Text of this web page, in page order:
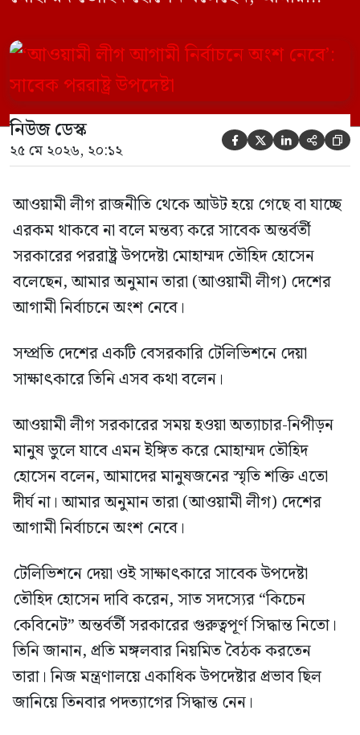
নির্বাচনে অংশ নেবে। সম্প্রতি দেশের একটি
বেসরকারি টেলিভিশনে দেয়া সাক্ষাৎকারে তিনি
এসব কথা বলেন। আওয়ামী লীগ সরকারের সময়
হওয়া অত্যাচার-নিপীড়ন মানুষ ভুলে যাবে এমন
[…]
নিউজ ডেস্ক
২৫ মে ২০২৬, ২০:১২     
আওয়ামী লীগ রাজনীতি থেকে আউট হয়ে গেছে বা যাচ্ছে
এরকম থাকবে না বলে মন্তব্য করে সাবেক অন্তর্বর্তী
সরকারের পররাষ্ট্র উপদেষ্টা মোহাম্মদ তৌহিদ হোসেন
বলেছেন, আমার অনুমান তারা (আওয়ামী লীগ) দেশের
আগামী নির্বাচনে অংশ নেবে।
সম্প্রতি দেশের একটি বেসরকারি টেলিভিশনে দেয়া
সাক্ষাৎকারে তিনি এসব কথা বলেন।
আওয়ামী লীগ সরকারের সময় হওয়া অত্যাচার-নিপীড়ন
মানুষ ভুলে যাবে এমন ইঙ্গিত করে মোহাম্মদ তৌহিদ
হোসেন বলেন, আমাদের মানুষজনের স্মৃতি শক্তি এতো
দীর্ঘ না। আমার অনুমান তারা (আওয়ামী লীগ) দেশের
আগামী নির্বাচনে অংশ নেবে।
টেলিভিশনে দেয়া ওই সাক্ষাৎকারে সাবেক উপদেষ্টা
তৌহিদ হোসেন দাবি করেন, সাত সদস্যের “কিচেন
কেবিনেট” অন্তর্বর্তী সরকারের গুরুত্বপূর্ণ সিদ্ধান্ত নিতো।
তিনি জানান, প্রতি মঙ্গলবার নিয়মিত বৈঠক করতেন
তারা। নিজ মন্ত্রণালয়ে একাধিক উপদেষ্টার প্রভাব ছিল
জানিয়ে তিনবার পদত্যাগের সিদ্ধান্ত নেন।